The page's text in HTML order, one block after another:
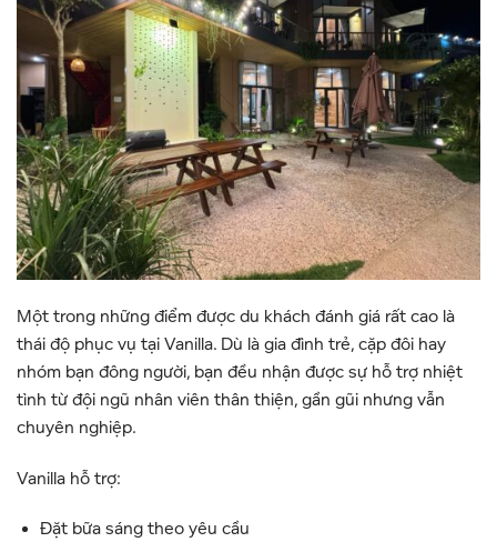
Một trong những điểm được du khách đánh giá rất cao là
thái độ phục vụ tại Vanilla. Dù là gia đình trẻ, cặp đôi hay
nhóm bạn đông người, bạn đều nhận được sự hỗ trợ nhiệt
tình từ đội ngũ nhân viên thân thiện, gần gũi nhưng vẫn
chuyên nghiệp.
Vanilla hỗ trợ:
Đặt bữa sáng theo yêu cầu